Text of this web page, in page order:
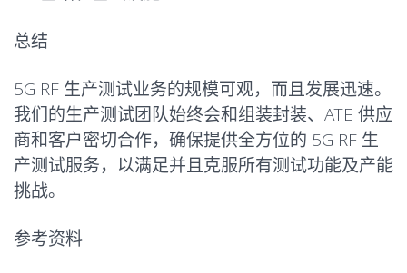
总结
5G RF 生产测试业务的规模可观，而且发展迅速。
我们的生产测试团队始终会和组装封装、ATE 供应
商和客户密切合作，确保提供全方位的 5G RF 生
产测试服务，以满足并且克服所有测试功能及产能
挑战。
参考资料